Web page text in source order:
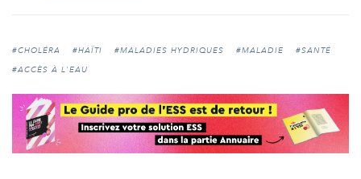
#CHOLÉRA #HAÏTI #MALADIES HYDRIQUES #MALADIE
#SANTÉ
#ACCÈS À L'EAU